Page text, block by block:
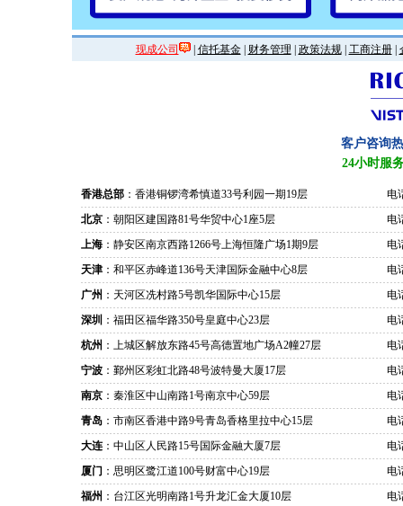
现成公司 | 信托基金| 财务管理 政策法规| 工商注册|
客户咨询
24小时服
香港总部 ：香港铜锣湾希慎道33号利园一期19层
电
北京 ：朝阳区建国路81号华贸中心1座5层
电
上海 ：静安区南京西路1266号上海恒隆广场1期9层
电
天津 ：和平区赤峰道136号天津国际金融中心8层
电
广州 ：天河区冼村路5号凯华国际中心15层
电
深圳 ：福田区福华路350号皇庭中心23层
电
杭州 ：上城区解放东路45号高德置地广场A2幢27层
电
宁波 ：鄞州区彩虹北路48号波特曼大厦17层
电
南京 ：秦淮区中山南路1号南京中心59层
电
青岛 ：市南区香港中路9号青岛香格里拉中心15层
电
大连 ：中山区人民路15号国际金融大厦7层
电
厦门 ：思明区鹭江道100号财富中心19层
电
福州 ：台江区光明南路1号升龙汇金大厦10层 电